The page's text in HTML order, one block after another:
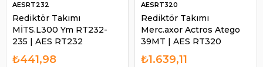
Rediktör Takımı
MİTS.L300 Ym RT232-
235 | AES RT232
AESRT232
₺441,98
Rediktör Takımı
Merc.axor Actros Atego
39MT | AES RT320
AESRT320
₺1.639,11